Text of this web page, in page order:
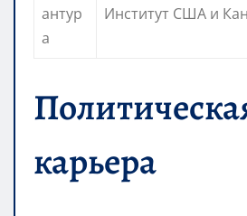
антур
а
Институт США и
карьера